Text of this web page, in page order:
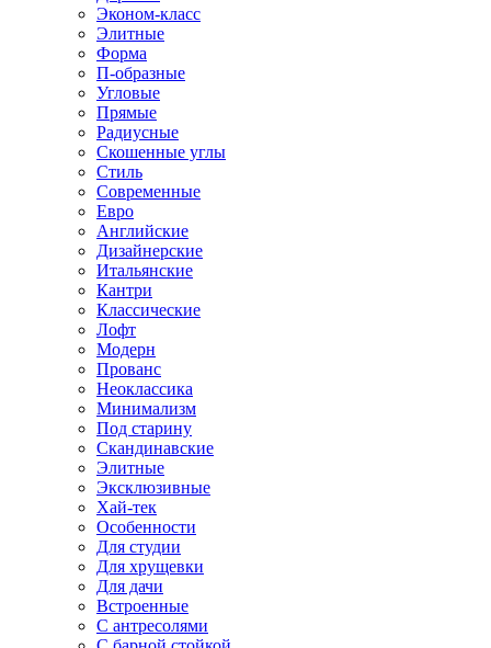
Эконом-класс
Элитные
Форма
П-образные
Угловые
Прямые
Радиусные
Скошенные углы
Стиль
Современные
Евро
Английские
Дизайнерские
Итальянские
Кантри
Классические
Лофт
Модерн
Прованс
Неоклассика
Минимализм
Под старину
Скандинавские
Элитные
Эксклюзивные
Хай-тек
Особенности
Для студии
Для хрущевки
Для дачи
Встроенные
С антресолями